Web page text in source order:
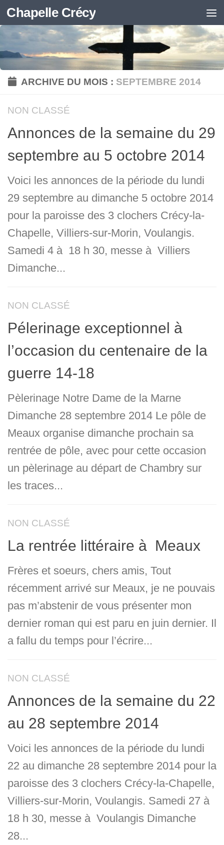
Skip to content
Chapelle Crécy
ARCHIVE DU MOIS : SEPTEMBRE 2014
NON CLASSÉ
Annonces de la semaine du 29
septembre au 5 octobre 2014
Voici les annonces de la période du lundi
29 septembre au dimanche 5 octobre 2014
pour la paroisse des 3 clochers Crécy-la-
Chapelle, Villiers-sur-Morin, Voulangis.
Samedi 4 à 18 h 30, messe à Villiers
Dimanche...
NON CLASSÉ
Pélerinage exceptionnel à
l’occasion du centenaire de la
guerre 14-18
Pèlerinage Notre Dame de la Marne
Dimanche 28 septembre 2014 Le pôle de
Meaux organise dimanche prochain sa
rentrée de pôle, avec pour cette occasion
un pèlerinage au départ de Chambry sur
les traces...
NON CLASSÉ
La rentrée littéraire à Meaux
Frères et soeurs, chers amis, Tout
récemment arrivé sur Meaux, je ne pouvais
pas m’abstenir de vous présenter mon
dernier roman qui est paru en juin dernier. Il
a fallu du temps pour l’écrire...
NON CLASSÉ
Annonces de la semaine du 22
au 28 septembre 2014
Voici les annonces de la période du lundi
22 au dimanche 28 septembre 2014 pour la
paroisse des 3 clochers Crécy-la-Chapelle,
Villiers-sur-Morin, Voulangis. Samedi 27 à
18 h 30, messe à Voulangis Dimanche
28...